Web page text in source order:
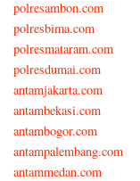
polresambon.com
polresbima.com
polresmataram.com
polresdumai.com
antamjakarta.com
antambekasi.com
antambogor.com
antampalembang.com
antammedan.com